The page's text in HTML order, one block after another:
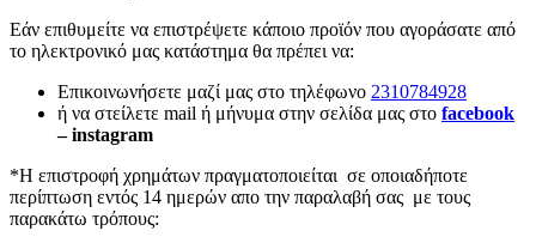
Εάν επιθυμείτε να επιστρέψετε κάποιο προϊόν που αγοράσατε από
το ηλεκτρονικό μας κατάστημα θα πρέπει να:
Επικοινωνήσετε μαζί μας στο τηλέφωνο 2310784928
ή να στείλετε mail ή μήνυμα στην σελίδα μας στο facebook
– instagram
*Η επιστροφή χρημάτων πραγματοποιείται σε οποιαδήποτε
περίπτωση εντός 14 ημερών απο την παραλαβή σας με τους
παρακάτω τρόπους: